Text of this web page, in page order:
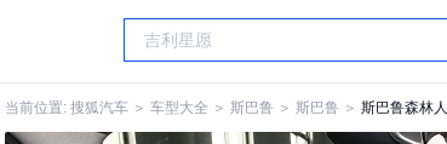
当前位置: 搜狐汽车 ＞ 车型大全 ＞ 斯巴鲁 ＞ 斯巴鲁 ＞ 斯巴鲁森林人